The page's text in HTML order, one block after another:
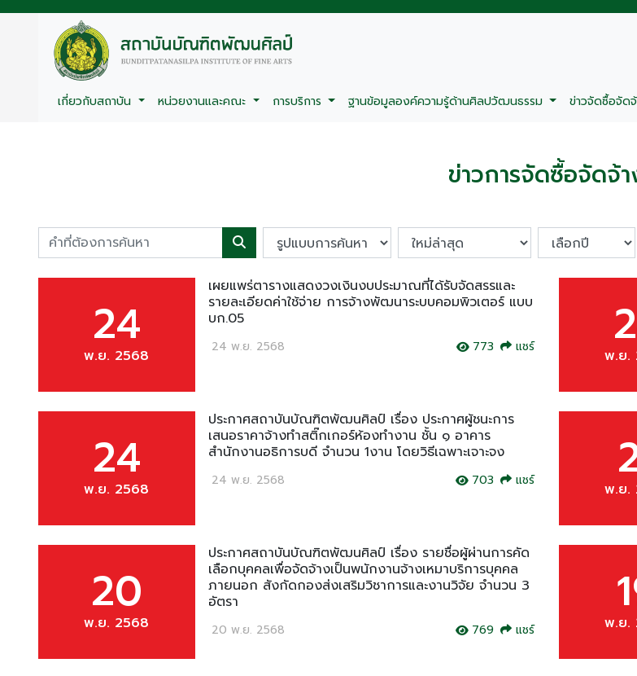
เกี่ยวกับสถาบัน หน่วยงานและคณะ การบริการ ฐานข้อมูลองค์ความรู้ด้านศิลปวัฒนธรรม ข่าวจัดซื้อจัด
ข่าวการจัดซื้อจัดจ้
24
พ.ย. 2568
เผยแพร่ตารางแสดงวงเงินงบประมาณที่ได้รับจัดสรรและ
รายละเอียดค่าใช้จ่าย การจ้างพัฒนาระบบคอมพิวเตอร์ แบบ
บก.05
24 พ.ย. 2568 773 แชร์ พ.ย.
24
พ.ย. 2568
ประกาศสถาบันบัณฑิตพัฒนศิลป์ เรื่อง ประกาศผู้ชนะการ
เสนอราคาจ้างทำสติ๊กเกอร์ห้องทำงาน ชั้น ๑ อาคาร
สำนักงานอธิการบดี จำนวน 1งาน โดยวิธีเฉพาะเจาะจง
24 พ.ย. 2568 703 แชร์ พ.ย.
20
พ.ย. 2568
ประกาศสถาบันบัณฑิตพัฒนศิลป์ เรื่อง รายชื่อผู้ผ่านการคัด
เลือกบุคคลเพื่อจัดจ้างเป็นพนักงานจ้างเหมาบริการบุคคล
ภายนอก สังกัดกองส่งเสริมวิชาการและงานวิจัย จำนวน 3
อัตรา
20 พ.ย. 2568 769 แชร์ พ.ย.